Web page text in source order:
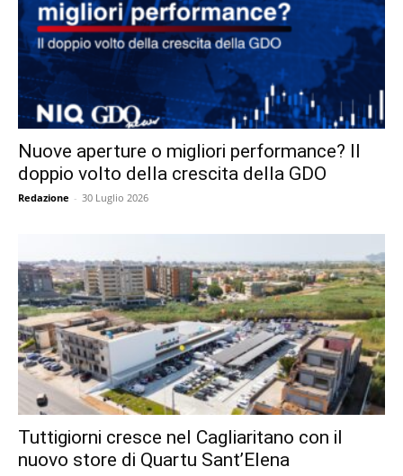
Nuove aperture o migliori performance? Il
doppio volto della crescita della GDO
Redazione - 30 Luglio 2026
Tuttigiorni cresce nel Cagliaritano con il
nuovo store di Quartu Sant’Elena